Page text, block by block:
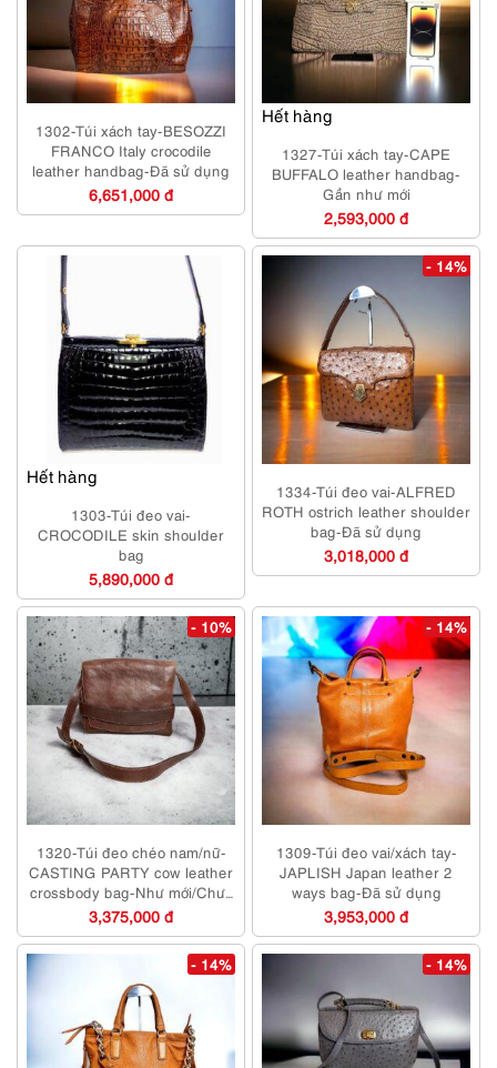
1302-Túi xách tay-BESOZZI
FRANCO Italy crocodile
leather handbag-Đã sử dụng
6,651,000 đ
Hết hàng
1327-Túi xách tay-CAPE
BUFFALO leather handbag-
Gần như mới
2,593,000 đ
Hết hàng
1303-Túi đeo vai-
CROCODILE skin shoulder
bag
5,890,000 đ
- 14%
1334-Túi đeo vai-ALFRED
ROTH ostrich leather shoulder
bag-Đã sử dụng
3,018,000 đ
- 10%
1320-Túi đeo chéo nam/nữ-
CASTING PARTY cow leather
crossbody bag-Như mới/Chưa
sử dụng
3,375,000 đ
- 14%
1309-Túi đeo vai/xách tay-
JAPLISH Japan leather 2
ways bag-Đã sử dụng
3,953,000 đ
- 14% - 14%